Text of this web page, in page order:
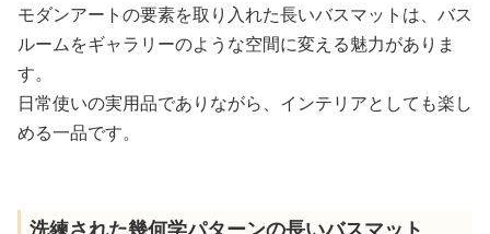
モダンアートの要素を取り入れた長いバスマットは、バス
ルームをギャラリーのような空間に変える魅力がありま
す。
日常使いの実用品でありながら、インテリアとしても楽し
める一品です。
洗練された幾何学パターンの長いバスマット